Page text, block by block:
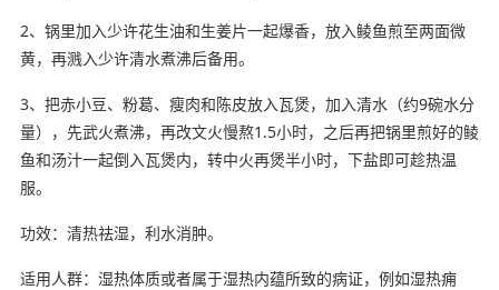
2、锅里加入少许花生油和生姜片一起爆香，放入鲮鱼煎至两面微
黄，再溅入少许清水煮沸后备用。
3、把赤小豆、粉葛、瘦肉和陈皮放入瓦煲，加入清水（约9碗水分
量），先武火煮沸，再改文火慢熬1.5小时，之后再把锅里煎好的鲮
鱼和汤汁一起倒入瓦煲内，转中火再煲半小时，下盐即可趁热温
服。
功效：清热祛湿，利水消肿。
适用人群：湿热体质或者属于湿热内蕴所致的病证，例如湿热痈